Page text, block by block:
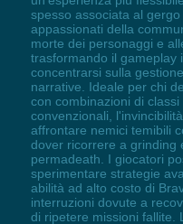
spesso associata al
appassionati della
morte dei personaggi e
trasformando il gameplay
concentrarsi sulla
narrative. Ideale per chi
con combinazioni di
convenzionali,
affrontare nemici temibili
dover ricorrere a grinding
permadeath. I giocatori
sperimentare strategie
abilità ad alto costo di
interruzioni dovute a
di ripetere missioni fallite.